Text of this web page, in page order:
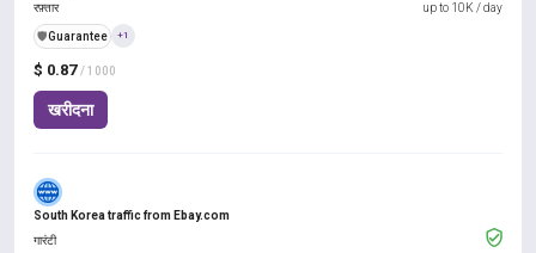
$ 0.87 / 1000
खरीदना
रफ़्तार
up to 10K / day
️🛡️Guarantee +1
South Korea traffic from Ebay.com
गारंटी